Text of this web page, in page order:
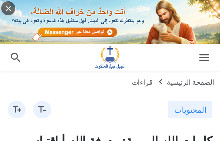
الصفحة الرئيسية قراءات
المحتويات